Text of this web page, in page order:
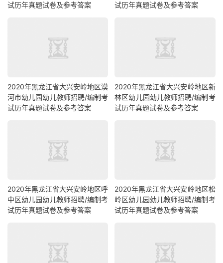
试历年真题试卷及参考答案
试历年真题试卷及参考答案
2020年黑龙江省大兴安岭地区漠
河市幼儿园幼儿教师招聘/编制考
试历年真题试卷及参考答案
2020年黑龙江省大兴安岭地区新
林区幼儿园幼儿教师招聘/编制考
试历年真题试卷及参考答案
2020年黑龙江省大兴安岭地区呼
中区幼儿园幼儿教师招聘/编制考
试历年真题试卷及参考答案
2020年黑龙江省大兴安岭地区松
岭区幼儿园幼儿教师招聘/编制考
试历年真题试卷及参考答案